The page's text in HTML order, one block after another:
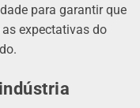
para garantir que
expectativas do